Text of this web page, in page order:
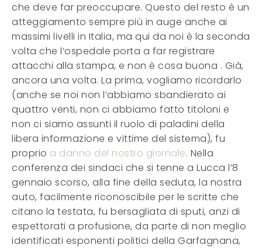
che deve far preoccupare. Questo del resto è un
atteggiamento sempre più in auge anche ai
massimi livelli in Italia, ma qui da noi è la seconda
volta che l’ospedale porta a far registrare
attacchi alla stampa, e non è cosa buona . Già,
ancora una volta. La prima, vogliamo ricordarlo
(anche se noi non l’abbiamo sbandierato ai
quattro venti, non ci abbiamo fatto titoloni e
non ci siamo assunti il ruolo di paladini della
libera informazione e vittime del sistema), fu
proprio a danno del nostro giornale. Nella
conferenza dei sindaci che si tenne a Lucca l’8
gennaio scorso, alla fine della seduta, la nostra
auto, facilmente riconoscibile per le scritte che
citano la testata, fu bersagliata di sputi, anzi di
espettorati a profusione, da parte di non meglio
identificati esponenti politici della Garfagnana,